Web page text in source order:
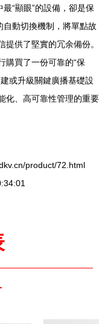
“顯眼”的設備，卻是保
自動切換機制，將單點故
供了堅實的冗余備份。
購買了一份可靠的“保
或升級關鍵廣播基礎設
化、高可靠性管理的重要
product/72.html